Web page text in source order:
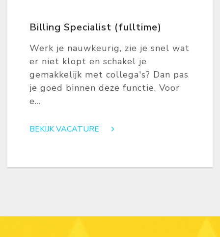
Billing Specialist (fulltime)
Werk je nauwkeurig, zie je snel wat
er niet klopt en schakel je
gemakkelijk met collega's? Dan pas
je goed binnen deze functie. Voor
e...
BEKIJK VACATURE